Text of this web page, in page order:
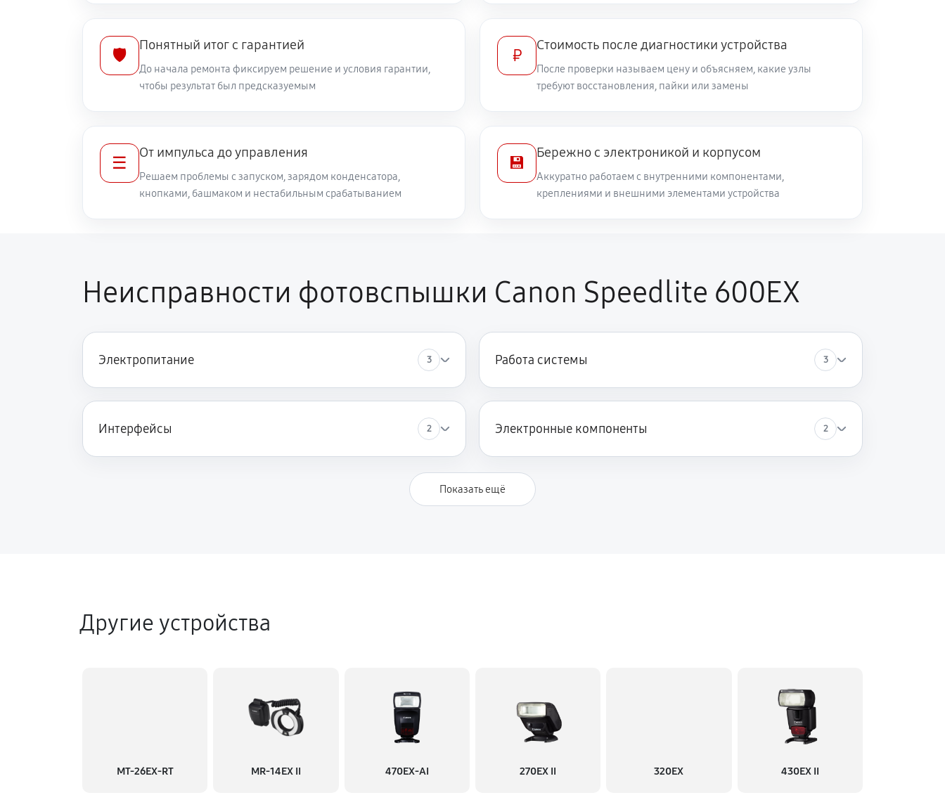
🛡️
Понятный итог с гарантией
До начала ремонта фиксируем решение и условия гарантии,
чтобы результат был предсказуемым
₽
Стоимость после диагностики устройства
После проверки называем цену и объясняем, какие узлы
требуют восстановления, пайки или замены
☰
От импульса до управления
Решаем проблемы с запуском, зарядом конденсатора,
кнопками, башмаком и нестабильным срабатыванием
💾
Бережно с электроникой и корпусом
Аккуратно работаем с внутренними компонентами,
креплениями и внешними элементами устройства
Неисправности фотовспышки Canon Speedlite 600EX
Электропитание 3 Работа системы 3
Интерфейсы 2 Электронные компоненты 2
Показать ещё
Другие устройства
MT-26EX-RT MR-14EX II 470EX-AI 270EX II 320EX 430EX II